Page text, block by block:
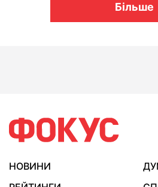
Більше
НОВИНИ